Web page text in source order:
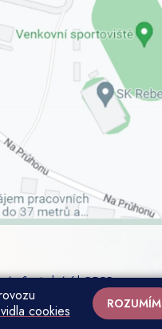
jednání|GDPR
cookies ROZUMÍM